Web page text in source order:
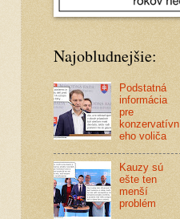
Najobludnejšie:
Podstatná
informácia
pre
konzervatívn
eho voliča
Kauzy sú
ešte ten
menší
problém